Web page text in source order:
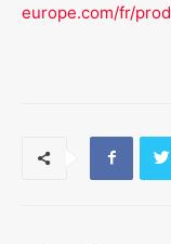
europe.com/fr/